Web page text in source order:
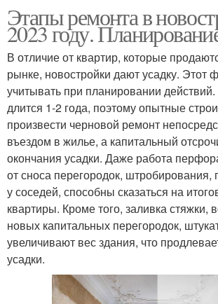
Этапы ремонта в
2023 году.
В отличие от квартир, которые
рынке, новостройки дают усадку. Этот
учитывать при планировании
длится 1-2 года, поэтому опытные
произвести черновой ремонт
въездом в жилье, а капитальный
окончания усадки. Даже работа
от сноса перегородок, штробирования,
у соседей, способны сказаться на
квартиры. Кроме того, заливка стяжки,
новых капитальных перегородок,
увеличивают вес здания, что
усадки.